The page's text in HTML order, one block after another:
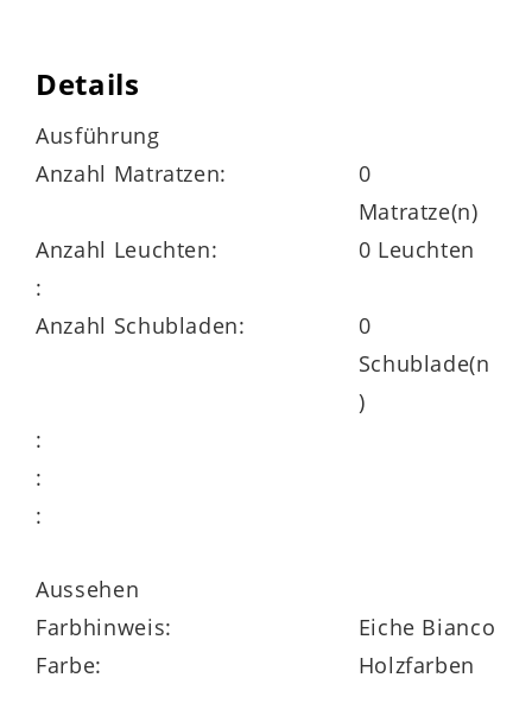
Highlights der Serie
Türen und Schubladen mit
Schließdämpfung
umfangreiche Planungsvielfalt
optional mit LED-Beleuchtung ergänzbar
Goldenes M
Details
Ausführung
Anzahl Matratzen:
0
Matratze(n)
Anzahl Leuchten:
0 Leuchten
:
Anzahl Schubladen:
0
Schublade(n
)
:
:
:
Aussehen
Farbhinweis:
Eiche Bianco
Farbe:
Holzfarben